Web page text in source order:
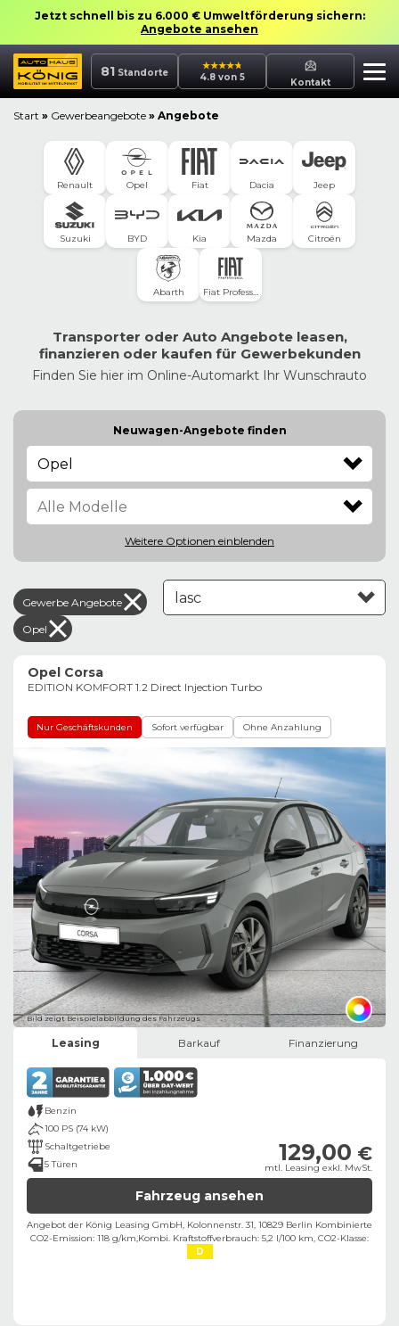
Jetzt schnell bis zu 6.000 € Umweltförderung sichern:
Angebote ansehen
81 Standorte 4.8 von 5 Kontakt
Start » Gewerbeangebote » Angebote
Renault Opel Fiat Dacia Jeep
Suzuki BYD Kia Mazda Citroën
Abarth Fiat Professional
Transporter oder Auto Angebote leasen,
finanzieren oder kaufen für Gewerbekunden
Finden Sie hier im Online-Automarkt Ihr Wunschrauto
Neuwagen-Angebote finden
Opel
Weitere Optionen einblenden
Gewerbe Angebote
Opel
Leasing aufsteigend
Opel Corsa
EDITION KOMFORT 1.2 Direct Injection Turbo
Nur Geschäftskunden Sofort verfügbar Ohne Anzahlung
Bild zeigt Beispielabbildung des Fahrzeugs
Leasing Barkauf Finanzierung
Benzin
100 PS (74 kW)
Schaltgetriebe
5 Türen
129,00 €
mtl. Leasing exkl. MwSt.
Fahrzeug ansehen
Angebot der König Leasing GmbH, Kolonnenstr. 31, 10829 Berlin ​ Kombinierte
CO2-Emission: 118 g/km,Kombi. Kraftstoffverbrauch: 5,2 l/100 km, CO2-Klasse:
D